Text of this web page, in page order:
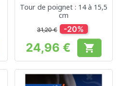
Tour de poignet : 14 à 15,5
cm
31,20 € -20%
Prix
24,96 € 